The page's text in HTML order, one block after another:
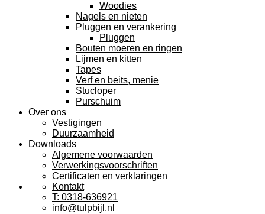
Woodies
Nagels en nieten
Pluggen en verankering
Pluggen
Bouten moeren en ringen
Lijmen en kitten
Tapes
Verf en beits, menie
Stucloper
Purschuim
Over ons
Vestigingen
Duurzaamheid
Downloads
Algemene voorwaarden
Verwerkingsvoorschriften
Certificaten en verklaringen
Kontakt
T: 0318-636921
info@tulpbijl.nl